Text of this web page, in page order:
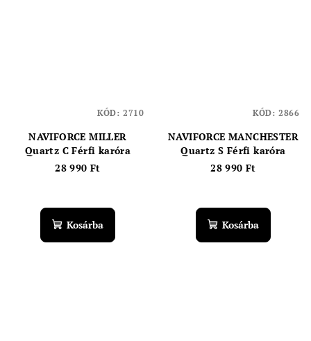
NAVIFORCE MILLER
Quartz C Férfi karóra
28 990 Ft
termék
átlagos
értékelése
Kosárba
KÓD: 2710
NAVIFORCE MANCHESTER
Quartz S Férfi karóra
28 990 Ft
Kosárba
KÓD: 2866